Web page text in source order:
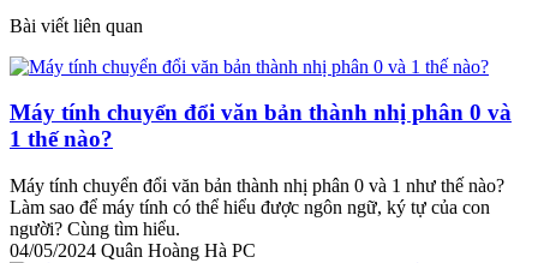
Bài viết liên quan
Máy tính chuyển đổi văn bản thành nhị phân 0 và
1 thế nào?
Máy tính chuyển đổi văn bản thành nhị phân 0 và 1 như thế nào?
Làm sao để máy tính có thể hiểu được ngôn ngữ, ký tự của con
người? Cùng tìm hiểu.
04/05/2024 Quân Hoàng Hà PC